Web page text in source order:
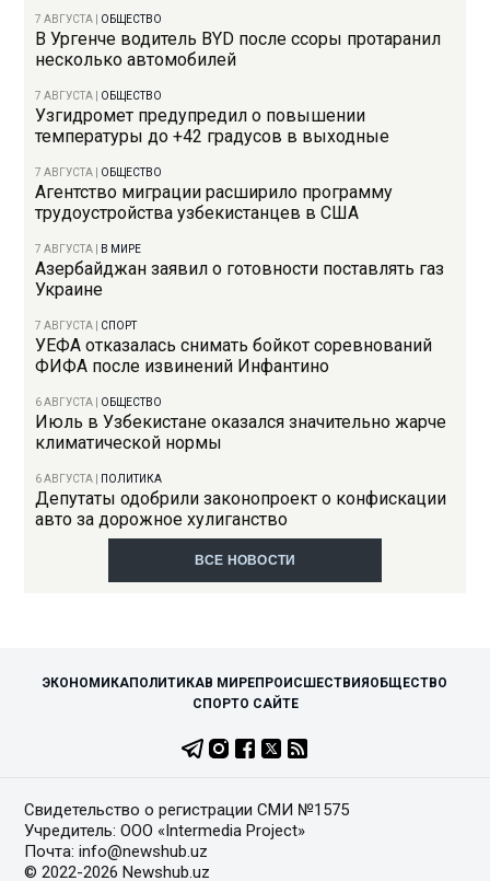
7 АВГУСТА ОБЩЕСТВО
В Ургенче водитель BYD после ссоры протаранил
несколько автомобилей
7 АВГУСТА ОБЩЕСТВО
Узгидромет предупредил о повышении
температуры до +42 градусов в выходные
7 АВГУСТА ОБЩЕСТВО
Агентство миграции расширило программу
трудоустройства узбекистанцев в США
7 АВГУСТА В МИРЕ
Азербайджан заявил о готовности поставлять газ
Украине
7 АВГУСТА СПОРТ
УЕФА отказалась снимать бойкот соревнований
ФИФА после извинений Инфантино
6 АВГУСТА ОБЩЕСТВО
Июль в Узбекистане оказался значительно жарче
климатической нормы
6 АВГУСТА ПОЛИТИКА
Депутаты одобрили законопроект о конфискации
авто за дорожное хулиганство
ВСЕ НОВОСТИ
ЭКОНОМИКАПОЛИТИКАВ МИРЕПРОИСШЕСТВИЯ ОБЩЕСТВО
СПОРТО САЙТЕ
Свидетельство о регистрации СМИ №1575
Учредитель: ООО «Intermedia Project»
Почта: info@newshub.uz
© 2022-2026 Newshub.uz